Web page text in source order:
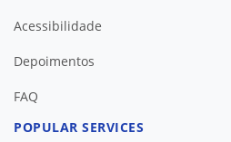
Acessibilidade
Depoimentos
FAQ
POPULAR SERVICES